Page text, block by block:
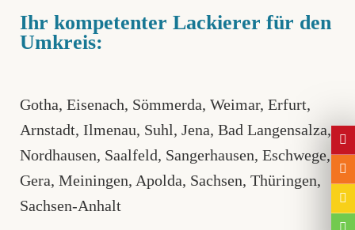
Ihr kompetenter Lackierer für den
Umkreis:
Gotha, Eisenach, Sömmerda, Weimar, Erfurt,
Arnstadt, Ilmenau, Suhl, Jena, Bad Langensalza,
Nordhausen, Saalfeld, Sangerhausen, Eschwege,
Gera, Meiningen, Apolda, Sachsen, Thüringen,
Sachsen-Anhalt